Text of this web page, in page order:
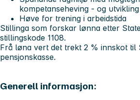
kompetanseheving - og utvikling
Høve for trening i arbeidstida
Stillinga som forskar lønna etter
stillingskode 1108.
Frå løna vert det trekt 2 % innskot til
pensjonskasse.
Generell informasjon: